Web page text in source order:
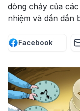
dòng chảy của
nhiệm và dần dần
Facebook